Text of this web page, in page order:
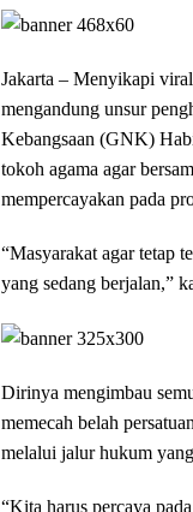
Jakarta – Menyikapi
mengandung unsur
Kebangsaan (GNK)
tokoh agama agar
mempercayakan pada
“Masyarakat agar tetap
yang sedang berjalan,”
Dirinya mengimbau
memecah belah
melalui jalur hukum
“Kita harus percaya